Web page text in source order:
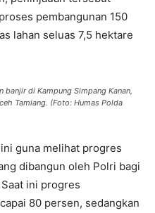
pembangunan 150
lahan seluas 7,5 hektare
banjir di Kampung Simpang Kanan,
Tamiang. (Foto: Humas Polda
guna melihat progres
dibangun oleh Polri bagi
ini progres
80 persen, sedangkan